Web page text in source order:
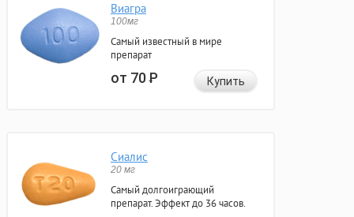
Виагра
100мг
Самый известный в мире
препарат
от 70Р Купить
Сиалис
20 мг
Самый долгоиграющий
препарат. Эффект до 36 часов.